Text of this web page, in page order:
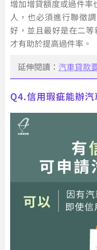
增加增貸額度或過件
人，也必須進行聯徵
好，並且最好是在二
才有助於提高過件率。
延伸閱讀： 汽車貸款
Q4.信用瑕疵能辦